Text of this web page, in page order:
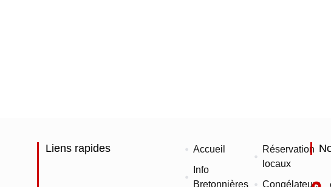
Liens rapides
Accueil
Info
Bretonnières
Réservation
locaux
Congélateurs